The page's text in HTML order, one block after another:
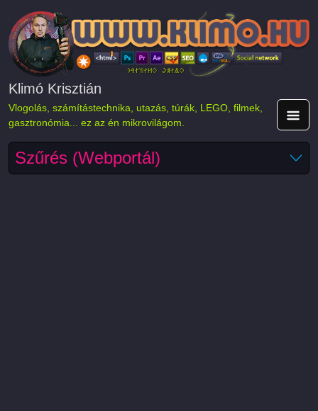
Klimó Krisztián
Vlogolás, számítástechnika, utazás, túrák, LEGO, filmek,
gasztronómia... ez az én mikrovilágom.
Szűrés (Webportál)